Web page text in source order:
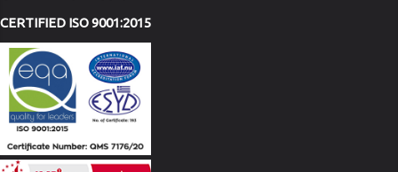
CERTIFIED ISO 9001:2015